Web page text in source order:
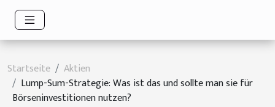
Startseite
Aktien
Lump-Sum-Strategie: Was ist das und sollte man sie für
Börseninvestitionen nutzen?